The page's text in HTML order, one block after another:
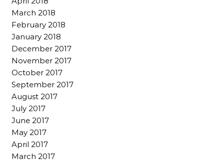
March 2018
February 2018
January 2018
December 2017
November 2017
October 2017
September 2017
August 2017
July 2017
June 2017
May 2017
April 2017
March 2017